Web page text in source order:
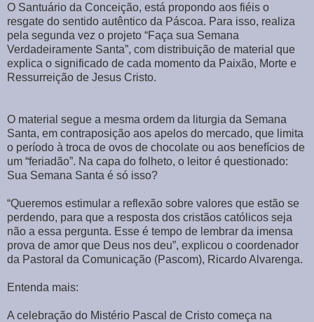
O Santuário da Conceição, está propondo aos fiéis o
resgate do sentido autêntico da Páscoa. Para isso, realiza
pela segunda vez o projeto “Faça sua Semana
Verdadeiramente Santa”, com distribuição de material que
explica o significado de cada momento da Paixão, Morte e
Ressurreição de Jesus Cristo.
O material segue a mesma ordem da liturgia da Semana
Santa, em contraposição aos apelos do mercado, que limita
o período à troca de ovos de chocolate ou aos benefícios de
um “feriadão”. Na capa do folheto, o leitor é questionado:
Sua Semana Santa é só isso?
“Queremos estimular a reflexão sobre valores que estão se
perdendo, para que a resposta dos cristãos católicos seja
não a essa pergunta. Esse é tempo de lembrar da imensa
prova de amor que Deus nos deu”, explicou o coordenador
da Pastoral da Comunicação (Pascom), Ricardo Alvarenga.
Entenda mais:
A celebração do Mistério Pascal de Cristo começa na